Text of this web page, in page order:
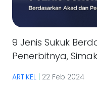
9 Jenis Sukuk
Penerbitnya,
ARTIKEL 22 Feb 2024